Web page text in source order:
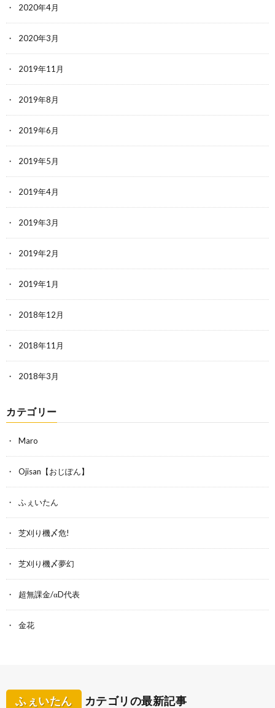
2020年4月
2020年3月
2019年11月
2019年8月
2019年6月
2019年5月
2019年4月
2019年3月
2019年2月
2019年1月
2018年12月
2018年11月
2018年3月
カテゴリー
Maro
Ojisan【おじぽん】
ふぇいたん
芝刈り機〆危!
芝刈り機〆夢幻
超無課金/αD代表
金花
ふぇいたん カテゴリの最新記事